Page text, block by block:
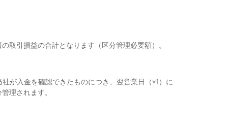
取引損益の合計となります（区分管理必要額）。
が入金を確認できたものにつき、翌営業日（※1）に
理されます。